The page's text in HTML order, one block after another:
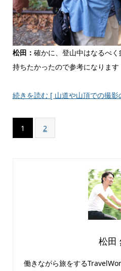
松田： 確かに、登山中はなるべ
持ちたかったので参考になります
続きを読む [ 山道や山頂での撮
1 2
松田
働きながら旅をする